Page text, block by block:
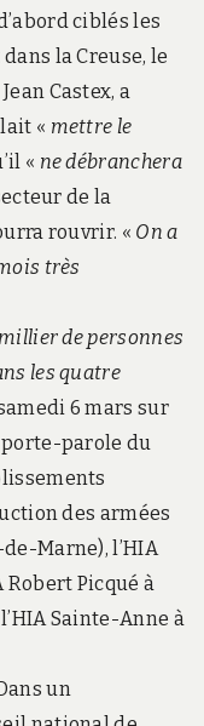
ciblés les
la Creuse, le
Castex, a
« mettre le
« ne débranchera
de la
rouvrir. « On a
très
millier de personnes
les quatre
6 mars sur
porte-parole du
des armées
Marne), l’HIA
Robert Picqué à
Sainte-Anne à
un